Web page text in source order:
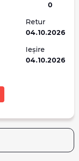
0
Retur
04.10.2026
Ieșire
04.10.2026